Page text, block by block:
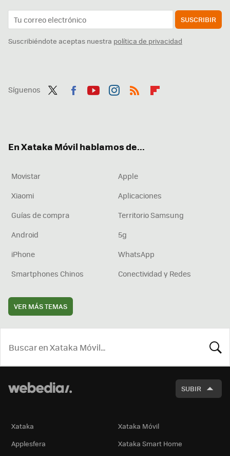
SUSCRIBIR
Suscribiéndote aceptas nuestra política de privacidad
Síguenos
En Xataka Móvil hablamos de...
Movistar
Apple
Xiaomi
Aplicaciones
Guías de compra
Territorio Samsung
Android
5g
iPhone
WhatsApp
Smartphones Chinos
Conectividad y Redes
VER MÁS TEMAS
SUBIR
Xataka
Xataka Móvil
Applesfera
Xataka Smart Home